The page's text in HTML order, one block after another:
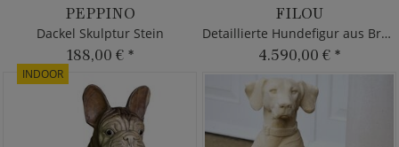
PEPPINO
Dackel Skulptur Stein
188,00 € *
FILOU
Detaillierte Hundefigur aus Bronze - limitiert
4.590,00 € *
INDOOR